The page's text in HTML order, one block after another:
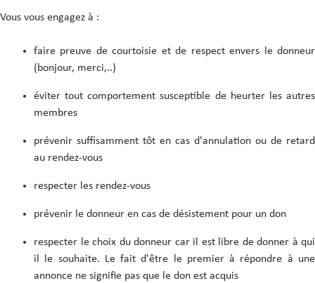
Vous vous engagez à :
faire preuve de courtoisie et de respect envers le donneur
(bonjour, merci,..)
éviter tout comportement susceptible de heurter les autres
membres
prévenir suffisamment tôt en cas d'annulation ou de retard
au rendez-vous
respecter les rendez-vous
prévenir le donneur en cas de désistement pour un don
respecter le choix du donneur car il est libre de donner à qui
il le souhaite. Le fait d'être le premier à répondre à une
annonce ne signifie pas que le don est acquis